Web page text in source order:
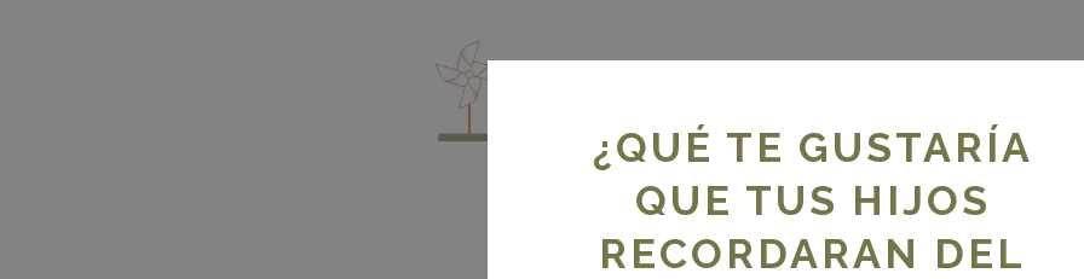
Mi Cuenta Volver a la web
¿QUÉ TE GUSTARÍA
QUE TUS HIJOS
RECORDARAN DEL